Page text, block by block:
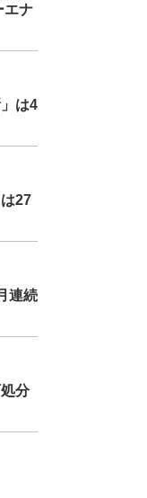
エナ
は4
27
連続
分